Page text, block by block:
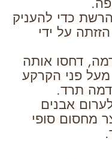
כדי להעניק
על ידי
דחסו אותה
מעל פני הקרקע
תרד.
אבנים
מחסום סופי